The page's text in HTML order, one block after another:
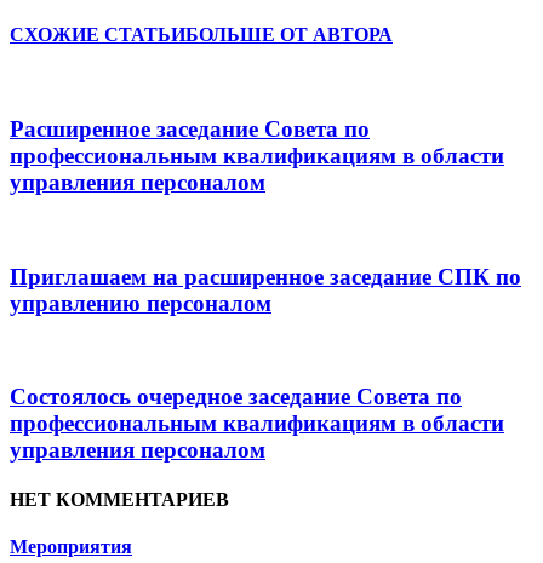
СХОЖИЕ СТАТЬИБОЛЬШЕ ОТ АВТОРА
Расширенное заседание Совета по
профессиональным квалификациям в области
управления персоналом
Приглашаем на расширенное заседание СПК по
управлению персоналом
Состоялось очередное заседание Совета по
профессиональным квалификациям в области
управления персоналом
НЕТ КОММЕНТАРИЕВ
Мероприятия